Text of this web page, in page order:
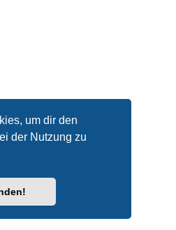
um dir den
der Nutzung zu